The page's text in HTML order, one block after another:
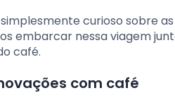
curioso sobre
embarcar nessa viagem
café.
com café